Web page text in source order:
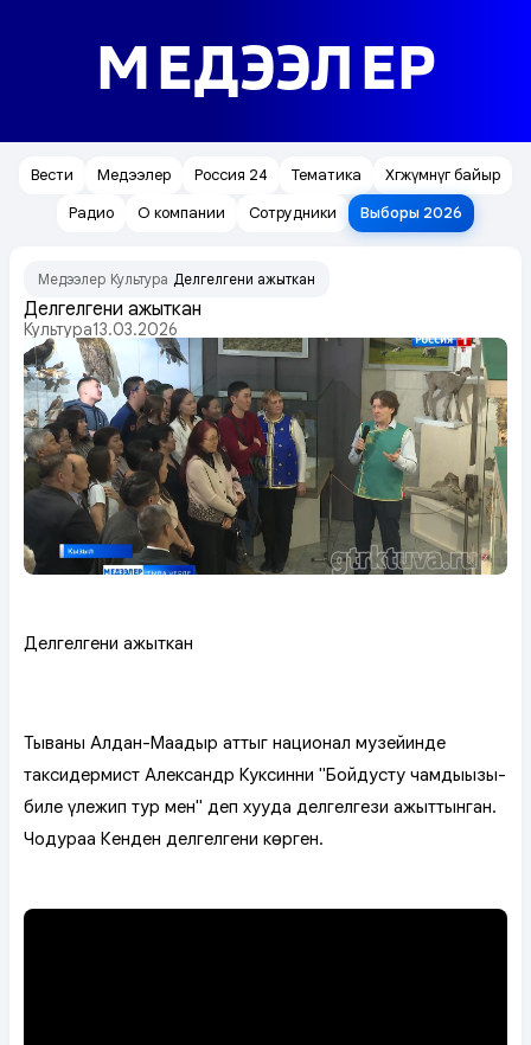
МЕДЭЭЛЕР
Вести Медээлер Россия 24 Тематика
Хөгжүмнүг байыр
Радио
О компании Сотрудники Выборы 2026
Медээлер Культура Делгелгени ажыткан
Делгелгени ажыткан
Культура13.03.2026
Делгелгени ажыткан
Тываның Алдан-Маадыр аттыг национал музейинде
таксидермист Александр Куксинниң "Бойдустуң чамдыызы-
биле үлежип тур мен" деп хууда делгелгези ажыттынган.
Чодураа Кенден делгелгени көрген.